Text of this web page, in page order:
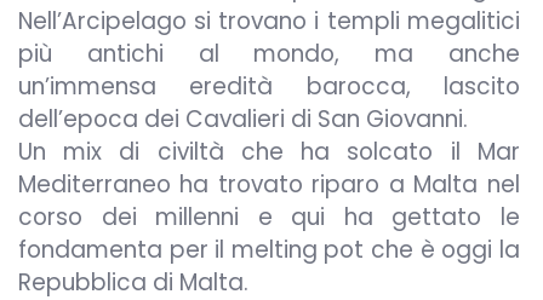
Nell’Arcipelago si trovano i templi megalitici
più antichi al mondo, ma anche
un’immensa eredità barocca, lascito
dell’epoca dei Cavalieri di San Giovanni.
Un mix di civiltà che ha solcato il Mar
Mediterraneo ha trovato riparo a Malta nel
corso dei millenni e qui ha gettato le
fondamenta per il melting pot che è oggi la
Repubblica di Malta.